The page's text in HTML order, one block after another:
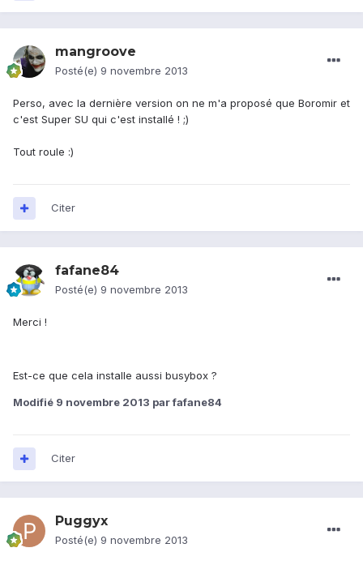
mangroove
Posté(e) 9 novembre 2013
Perso, avec la dernière version on ne m'a proposé que Boromir et
c'est Super SU qui c'est installé ! ;)
Tout roule :)
Citer
fafane84
Posté(e) 9 novembre 2013
Merci !
Est-ce que cela installe aussi busybox ?
Modifié 9 novembre 2013 par fafane84
Citer
Puggyx
Posté(e) 9 novembre 2013